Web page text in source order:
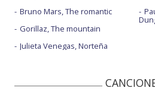
Bruno Mars, The romantic
Gorillaz, The mountain
Julieta Venegas, Norteña